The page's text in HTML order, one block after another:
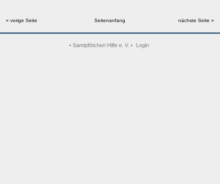
« vorige Seite Seitenanfang nächste Seite »
• Samtpfötchen Hilfe e. V. • Login